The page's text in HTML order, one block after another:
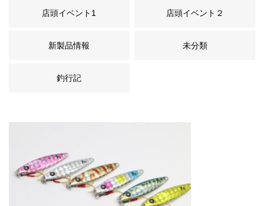
店頭イベント1 店頭イベント２
新製品情報 未分類
釣行記